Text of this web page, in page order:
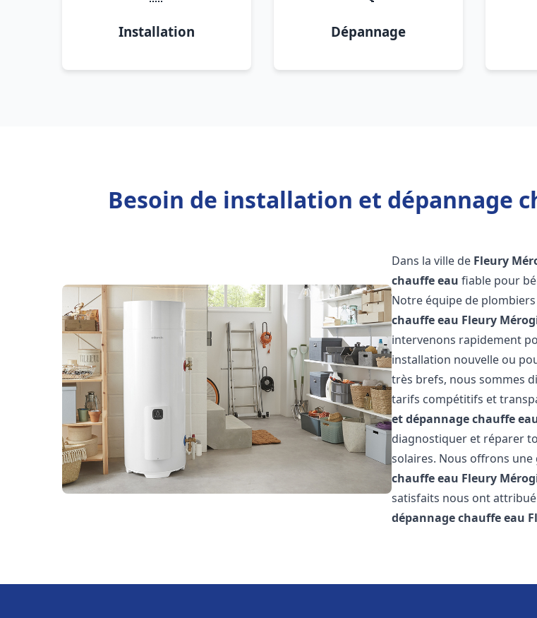
Installation Dépannage
Besoin de installation et dépannage
Dans la ville de Fleury
chauffe eau fiable pour
Notre équipe de
chauffe eau Fleury
intervenons rapidement
installation nouvelle ou
très brefs, nous sommes
tarifs compétitifs et
et dépannage chauffe
diagnostiquer et réparer
solaires. Nous offrons une
chauffe eau Fleury
satisfaits nous ont
dépannage chauffe eau